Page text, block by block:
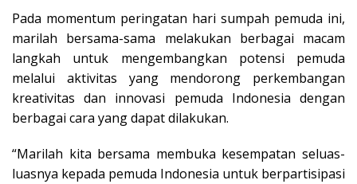
Pada momentum peringatan hari sumpah pemuda ini,
marilah bersama-sama melakukan berbagai macam
langkah untuk mengembangkan potensi pemuda
melalui aktivitas yang mendorong perkembangan
kreativitas dan innovasi pemuda Indonesia dengan
berbagai cara yang dapat dilakukan.
“Marilah kita bersama membuka kesempatan seluas-
luasnya kepada pemuda Indonesia untuk berpartisipasi